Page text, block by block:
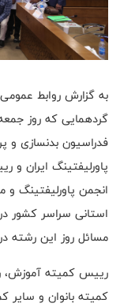
به گزارش روابط
فدراسیون بدنسازی و
پاورلیفتینگ ایران
انجمن پاورلیفتینگ
استانی سراسر کشور
مسائل روز این رشته
رییس کمیته آموزش،
کمیته بانوان و سایر